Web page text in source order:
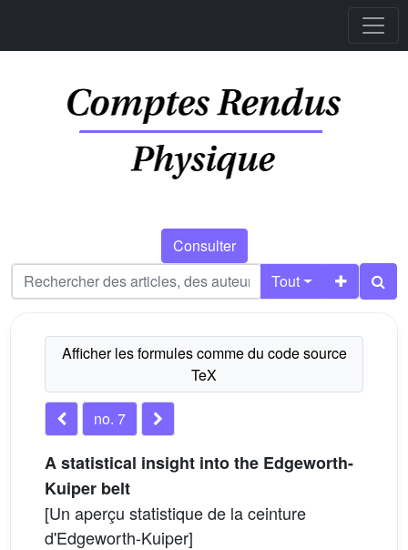
Consulter
Tout
no. 7
A statistical insight into the Edgeworth-
Kuiper belt
[Un aperçu statistique de la ceinture
d'Edgeworth-Kuiper]